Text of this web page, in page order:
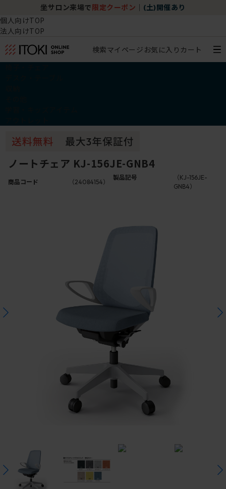
坐サロン来場で 限定クーポン (土)開催あり
個人向けTOP
法人向けTOP
検索マイページ お気に入り カート
ノートチェア KJ-156JE-GNB4
商品コード （24084154）
製品記号
（KJ-156JE-
GNB4）